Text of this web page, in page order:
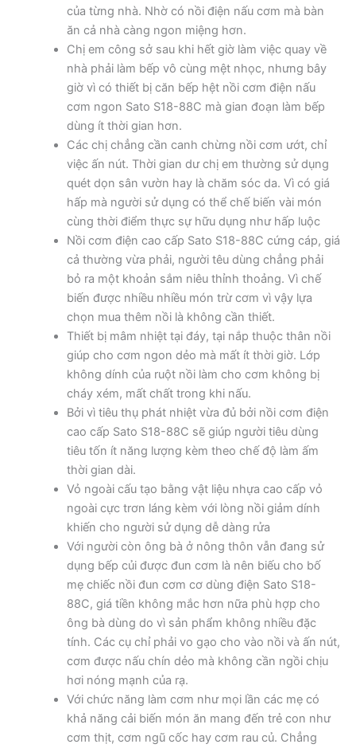
của từng nhà. Nhờ có nồi điện nấu cơm mà bàn
ăn cả nhà càng ngon miệng hơn.
Chị em công sở sau khi hết giờ làm việc quay về
nhà phải làm bếp vô cùng mệt nhọc, nhưng bây
giờ vì có thiết bị căn bếp hệt nồi cơm điện nấu
cơm ngon Sato S18-88C mà gian đoạn làm bếp
dùng ít thời gian hơn.
Các chị chẳng cần canh chừng nồi cơm ướt, chỉ
việc ấn nút. Thời gian dư chị em thường sử dụng
quét dọn sân vườn hay là chăm sóc da. Vì có giá
hấp mà người sử dụng có thể chế biến vài món
cùng thời điểm thực sự hữu dụng như hấp luộc
Nồi cơm điện cao cấp Sato S18-88C cứng cáp, giá
cả thường vừa phải, người têu dùng chẳng phải
bỏ ra một khoản sắm niêu thỉnh thoảng. Vì chế
biến được nhiều nhiều món trừ cơm vì vậy lựa
chọn mua thêm nồi là không cần thiết.
Thiết bị mâm nhiệt tại đáy, tại nắp thuộc thân nồi
giúp cho cơm ngon dẻo mà mất ít thời giờ. Lớp
không dính của ruột nồi làm cho cơm không bị
cháy xém, mất chất trong khi nấu.
Bởi vì tiêu thụ phát nhiệt vừa đủ bởi nồi cơm điện
cao cấp Sato S18-88C sẽ giúp người tiêu dùng
tiêu tốn ít năng lượng kèm theo chế độ làm ấm
thời gian dài.
Vỏ ngoài cấu tạo bằng vật liệu nhựa cao cấp vỏ
ngoài cực trơn láng kèm với lòng nồi giảm dính
khiến cho người sử dụng dễ dàng rửa
Với người còn ông bà ở nông thôn vẫn đang sử
dụng bếp củi được đun cơm là nên biếu cho bố
mẹ chiếc nồi đun cơm cơ dùng điện Sato S18-
88C, giá tiền không mắc hơn nữa phù hợp cho
ông bà dùng do vì sản phẩm không nhiều đặc
tính. Các cụ chỉ phải vo gạo cho vào nồi và ấn nút,
cơm được nấu chín dẻo mà không cần ngồi chịu
hơi nóng mạnh của rạ.
Với chức năng làm cơm như mọi lần các mẹ có
khả năng cải biến món ăn mang đến trẻ con như
cơm thịt, cơm ngũ cốc hay cơm rau củ. Chẳng